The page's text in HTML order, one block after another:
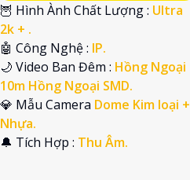
🦉 Hình Ành Chất Lượng : Ultra
2k + .
🤖️ Công Nghệ : IP.
🌙 Video Ban Đêm : Hồng Ngoại
10m Hồng Ngoại SMD.
💎 Mẫu Camera Dome Kim loại +
Nhựa.
️🔔 Tích Hợp : Thu Âm.